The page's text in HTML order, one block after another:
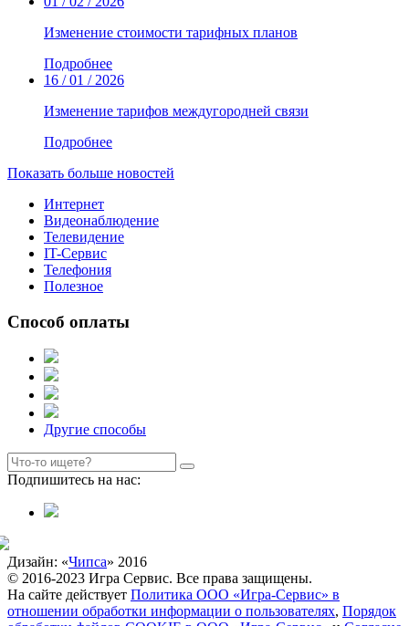
Изменение стоимости тарифных планов
Подробнее
16 / 01 / 2026
Изменение тарифов междугородней связи
Подробнее
Показать больше новостей
Интернет
Видеонаблюдение
Телевидение
IT-Сервис
Телефония
Полезное
Способ оплаты
Другие способы
Подпишитесь на нас:
Дизайн: «Чипса» 2016
© 2016-2023 Игра Сервис. Все права защищены.
На сайте действует Политика ООО «Игра-Сервис» в
отношении обработки информации о пользователях, Порядок